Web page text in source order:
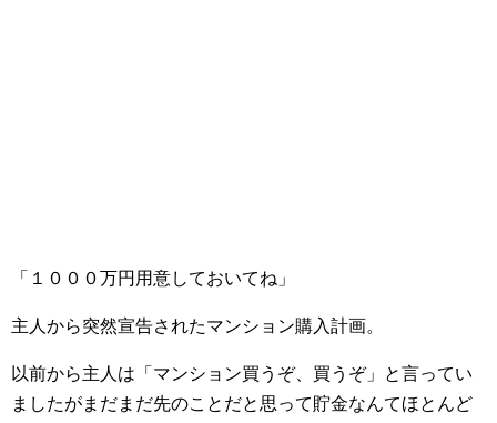
「１０００万円用意しておいてね」
主人から突然宣告されたマンション購入計画。
以前から主人は「マンション買うぞ、買うぞ」と言ってい
ましたがまだまだ先のことだと思って貯金なんてほとんど